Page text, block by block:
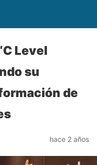
Level
su
de
hace 2 años